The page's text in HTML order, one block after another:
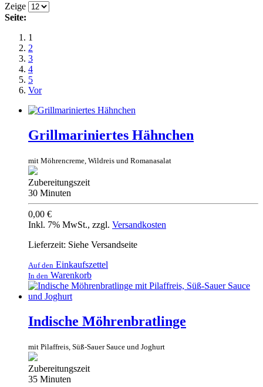
Zeige
Seite:
1
2
3
4
5
Vor
Grillmariniertes Hähnchen
mit Möhrencreme, Wildreis und Romanasalat
Zubereitungszeit
30 Minuten
0,00 €
Inkl. 7% MwSt., zzgl. Versandkosten
Lieferzeit: Siehe Versandseite
Auf den Einkaufszettel
In den Warenkorb
Indische Möhrenbratlinge
mit Pilaffreis, Süß-Sauer Sauce und Joghurt
Zubereitungszeit
35 Minuten